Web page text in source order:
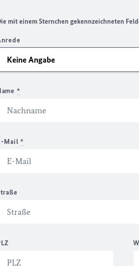
mit einem Sternchen gekennzeichneten
*
Mail *